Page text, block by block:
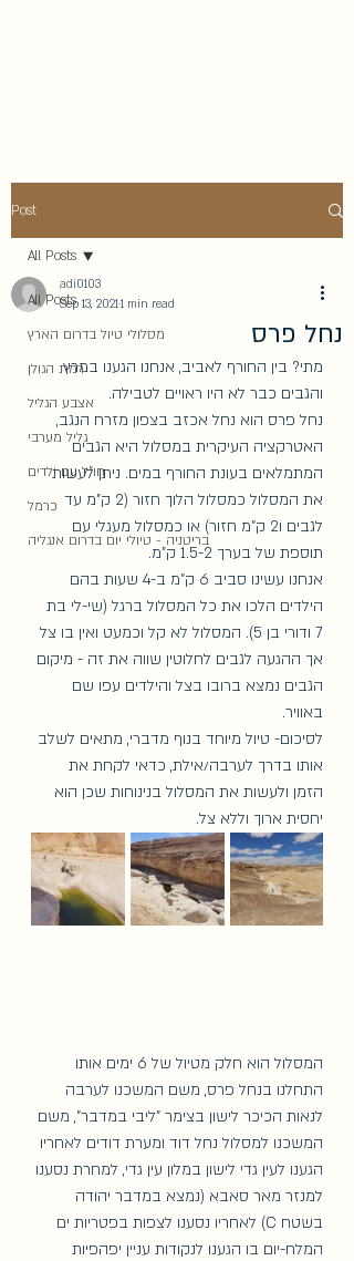
Post
All Posts
מסלולי טיול בדרום הארץ
רמת הגולן
אצבע הגליל
גליל מערבי
חו"ל עם ילדים
כרמל
בריטניה - טיולי יום בדרום אנגליה
All Posts
נחל פרס
adi0103
Sep 13, 20211 min read
מתי? בין החורף לאביב, אנחנו הגענו במרץ
והגבים כבר לא היו ראויים לטבילה.
נחל פרס הוא נחל אכזב בצפון מזרח הנגב,
האטרקציה העיקרית במסלול היא הגבים
המתמלאים בעונת החורף במים. ניתן לעשות
את המסלול כמסלול הלוך חזור (2 ק"מ עד
לגבים ו2 ק"מ חזור) או כמסלול מעגלי עם
תוספת של בערך 1.5-2 ק"מ.
אנחנו עשינו סביב 6 ק"מ ב-4 שעות בהם
הילדים הלכו את כל המסלול ברגל (שי-לי בת
7 ודורי בן 5). המסלול לא קל וכמעט ואין בו צל
אך ההגעה לגבים לחלוטין שווה את זה - מיקום
הגבים נמצא ברובו בצל והילדים עפו שם
באוויר.
לסיכום- טיול מיוחד בנוף מדברי, מתאים לשלב
אותו בדרך לערבה/אילת, כדאי לקחת את
הזמן ולעשות את המסלול בנינוחות שכן הוא
יחסית ארוך וללא צל.
המסלול הוא חלק מטיול של 6 ימים אותו
התחלנו בנחל פרס, משם המשכנו לערבה
לנאות הכיכר לישון בצימר "ליבי במדבר", משם
המשכנו למסלול נחל דוד ומערת דודים לאחריו
הגענו לעין גדי לישון במלון עין גדי, למחרת נסענו
למנזר מאר סאבא (נמצא במדבר יהודה
בשטח C) לאחריו נסענו לצפות בפטריות ים
המלח-יום בו הגענו לנקודות עניין יפהפיות